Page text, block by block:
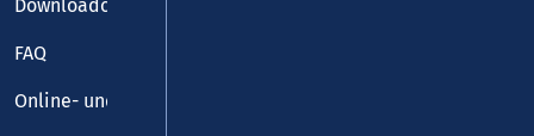
Downloadcenter
FAQ
Online- und Handy-Tickets